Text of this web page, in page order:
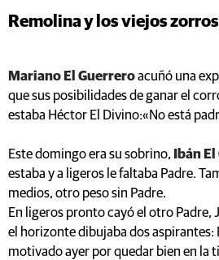
Remolina y los viejos zorros
Mariano El Guerreroacuñó una
que sus posibilidades de ganar el
estaba Héctor El Divino:«No está
Este domingo era su sobrino, Ibán
estaba y a ligeros le faltaba Padre.
medios, otro peso sin Padre.
En ligeros pronto cayó el otro Padre,
el horizonte dibujaba dos aspirantes:
motivado ayer por quedar bien en la